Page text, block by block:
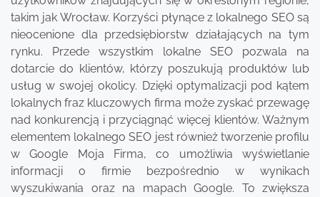
takim jak Wrocław. Korzyści płynące z lokalnego SEO są
nieocenione dla przedsiębiorstw działających na tym
rynku. Przede wszystkim lokalne SEO pozwala na
dotarcie do klientów, którzy poszukują produktów lub
usług w swojej okolicy. Dzięki optymalizacji pod kątem
lokalnych fraz kluczowych firma może zyskać przewagę
nad konkurencją i przyciągnąć więcej klientów. Ważnym
elementem lokalnego SEO jest również tworzenie profilu
w Google Moja Firma, co umożliwia wyświetlanie
informacji o firmie bezpośrednio w wynikach
wyszukiwania oraz na mapach Google. To zwiększa